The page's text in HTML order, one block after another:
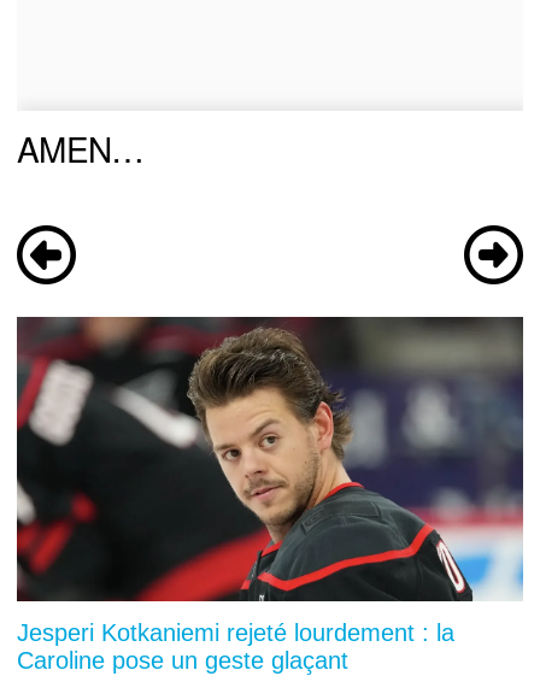
AMEN…
Jesperi Kotkaniemi rejeté lourdement : la
Caroline pose un geste glaçant